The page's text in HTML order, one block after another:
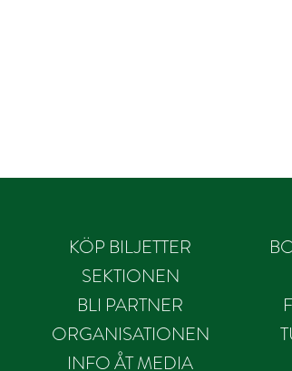
KÖP BILJETTER
SEKTIONEN
BLI PARTNER
ORGANISATIONEN
INFO ÅT MEDIA